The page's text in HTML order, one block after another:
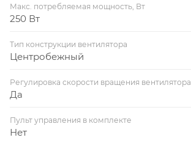
Макс. потребляемая мощность, Вт
250 Вт
Тип конструкции вентилятора
Центробежный
Регулировка скорости вращения вентилятора
Да
Пульт управления в комплекте
Нет